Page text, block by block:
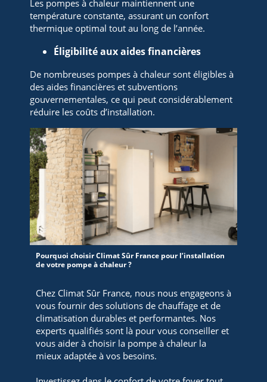
Les pompes à chaleur maintiennent une
température constante, assurant un confort
thermique optimal tout au long de l’année.
Éligibilité aux aides financières
De nombreuses pompes à chaleur sont éligibles à
des aides financières et subventions
gouvernementales, ce qui peut considérablement
réduire les coûts d’installation.
Pourquoi choisir Climat Sûr France pour l’installation
de votre pompe à chaleur ?
Chez Climat Sûr France, nous nous engageons à
vous fournir des solutions de chauffage et de
climatisation durables et performantes. Nos
experts qualifiés sont là pour vous conseiller et
vous aider à choisir la pompe à chaleur la
mieux adaptée à vos besoins.